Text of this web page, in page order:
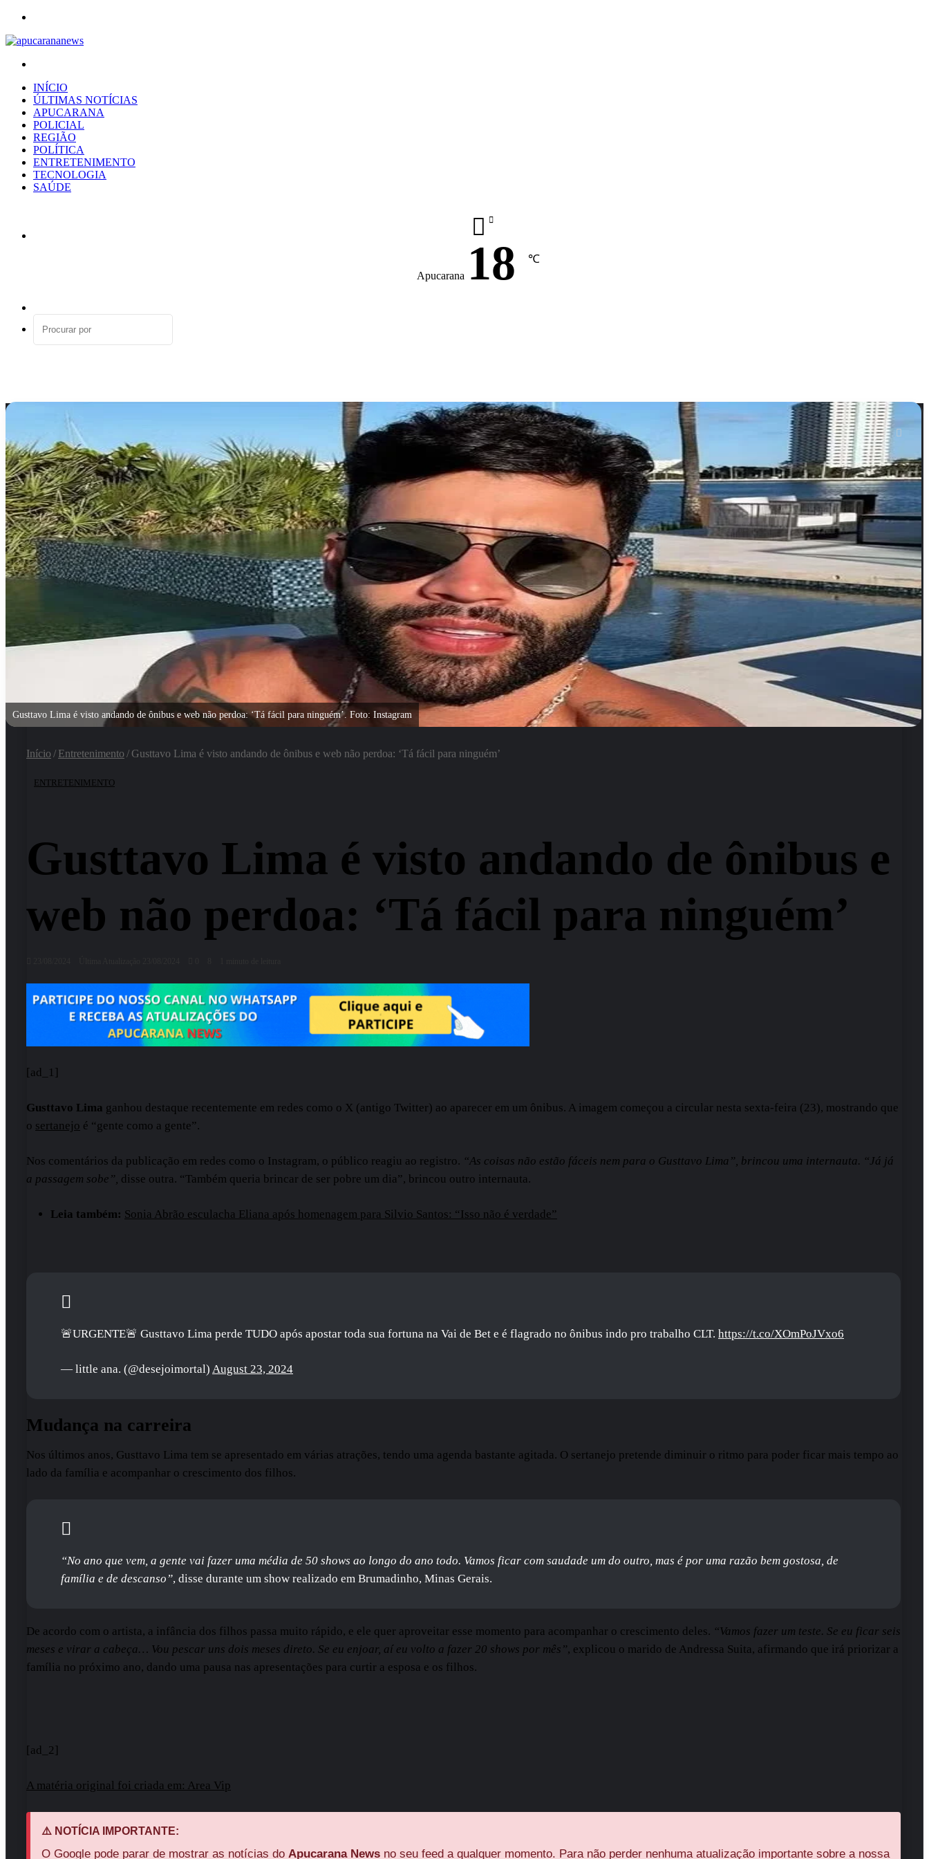
INÍCIO
ÚLTIMAS NOTÍCIAS
APUCARANA
POLICIAL
REGIÃO
POLÍTICA
ENTRETENIMENTO
TECNOLOGIA
SAÚDE
Apucarana 18 ℃
aleatório
Gusttavo Lima é visto andando de ônibus e web não perdoa: ‘Tá fácil para ninguém’. Foto: Instagram
Início / Entretenimento / Gusttavo Lima é visto andando de ônibus e web não perdoa: ‘Tá fácil para ninguém’
ENTRETENIMENTO
Gusttavo Lima é visto andando de ônibus e
web não perdoa: ‘Tá fácil para ninguém’
[ad_1]
Gusttavo Lima ganhou destaque recentemente em redes como o X (antigo Twitter) ao aparecer em um ônibus. A imagem começou a circular nesta sexta-feira (23), mostrando que
o sertanejo é “gente como a gente”.
Nos comentários da publicação em redes como o Instagram, o público reagiu ao registro. “As coisas não estão fáceis nem para o Gusttavo Lima”, brincou uma internauta. “Já já
a passagem sobe”, disse outra. “Também queria brincar de ser pobre um dia”, brincou outro internauta.
Leia também: Sonia Abrão esculacha Eliana após homenagem para Silvio Santos: “Isso não é verdade”
🚨URGENTE🚨 Gusttavo Lima perde TUDO após apostar toda sua fortuna na Vai de Bet e é flagrado no ônibus indo pro trabalho CLT. https://t.co/XOmPoJVxo6
— little ana. (@desejoimortal) August 23, 2024
Mudança na carreira
Nos últimos anos, Gusttavo Lima tem se apresentado em várias atrações, tendo uma agenda bastante agitada. O sertanejo pretende diminuir o ritmo para poder ficar mais tempo ao
lado da família e acompanhar o crescimento dos filhos.
“No ano que vem, a gente vai fazer uma média de 50 shows ao longo do ano todo. Vamos ficar com saudade um do outro, mas é por uma razão bem gostosa, de
família e de descanso”, disse durante um show realizado em Brumadinho, Minas Gerais.
De acordo com o artista, a infância dos filhos passa muito rápido, e ele quer aproveitar esse momento para acompanhar o crescimento deles. “Vamos fazer um teste. Se eu ficar seis
meses e virar a cabeça… Vou pescar uns dois meses direto. Se eu enjoar, aí eu volto a fazer 20 shows por mês”, explicou o marido de Andressa Suita, afirmando que irá priorizar a
família no próximo ano, dando uma pausa nas apresentações para curtir a esposa e os filhos.
[ad_2]
A matéria original foi criada em: Area Vip
⚠️ NOTÍCIA IMPORTANTE:
O Google pode parar de mostrar as notícias do Apucarana News no seu feed a qualquer momento. Para não perder nenhuma atualização importante sobre a nossa